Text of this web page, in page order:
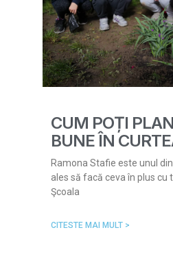
CUM POȚI
BUNE ÎN
Ramona Stafie este unul
ales să facă ceva în plus cu
Şcoala
CITESTE MAI MULT >